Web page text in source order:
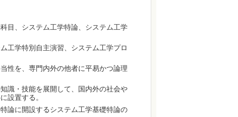
目、システム工学特論、システム工学
工学特別自主演習、システム工学プロ
性を、専門内外の他者に平易かつ論理
識・技能を展開して、国内外の社会や
設置する。
論に開設するシステム工学基礎特論の